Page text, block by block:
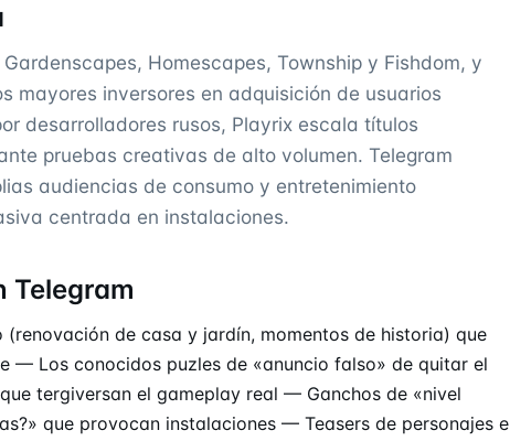
Homescapes, Township y Fishdom, y
mayores inversores en adquisición de usuarios
desarrolladores rusos, Playrix escala títulos
pruebas creativas de alto volumen. Telegram
audiencias de consumo y entretenimiento
centrada en instalaciones.
Telegram
de casa y jardín, momentos de historia) que
— Los conocidos puzles de «anuncio falso» de quitar el
tergiversan el gameplay real — Ganchos de «nivel
que provocan instalaciones — Teasers de personajes e